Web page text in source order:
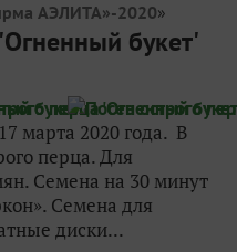
АЭЛИТА»-2020»
букет'
марта 2020 года. В
перца. Для
Семена на 30 минут
Семена для
диски...